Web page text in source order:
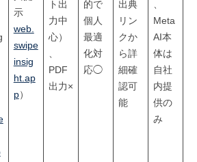
示
web.
swipe
insig
ht.ap
p）
ト出
力中
心）
PDF
出力×
的で
個人
最適
化対
応◯
出典
リン
クか
ら詳
細確
認可
能
Meta
AI本
体は
自社
内提
供の
み